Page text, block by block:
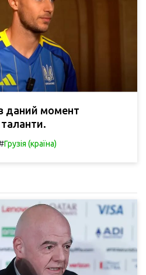
в даний момент
Грузія (країна)